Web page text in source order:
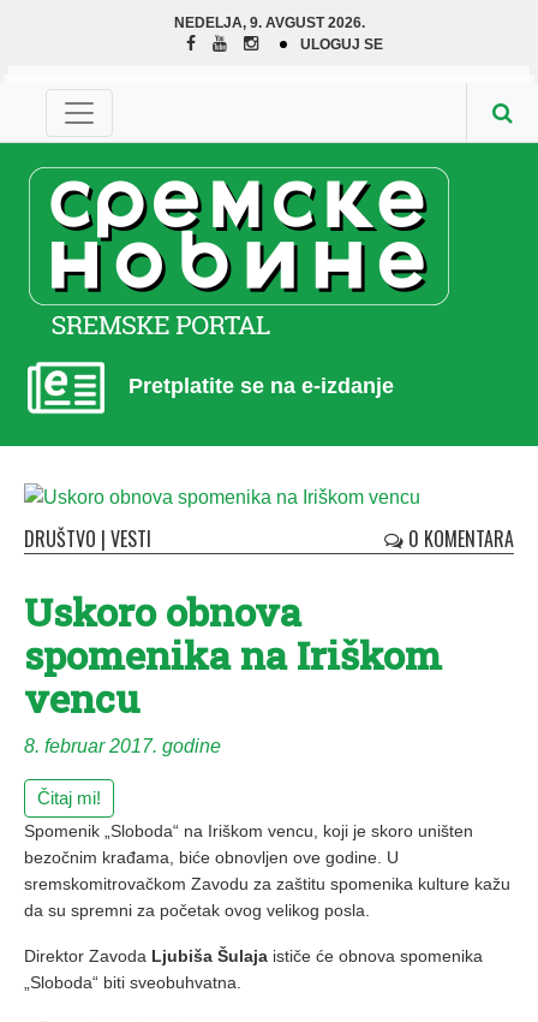
NEDELJA, 9. AVGUST 2026.
ULOGUJ SE
Pretplatite se na e-izdanje
DRUŠTVO | VESTI 0 KOMENTARA
Uskoro obnova
spomenika na Iriškom
vencu
8. februar 2017. godine
Čitaj mi!
Spomenik „Sloboda“ na Iriškom vencu, koji je skoro uništen
bezočnim krađama, biće obnovljen ove godine. U
sremskomitrovačkom Zavodu za zaštitu spomenika kulture kažu
da su spremni za početak ovog velikog posla.
Direktor Zavoda Ljubiša Šulaja ističe će obnova spomenika
„Sloboda“ biti sveobuhvatna.